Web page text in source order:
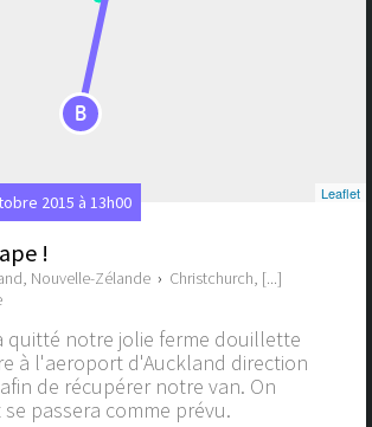
B
Leaflet
2015 à 13h00
!
Nouvelle-Zélande › Christchurch, [...]
quitté notre jolie ferme douillette
à l'aeroport d'Auckland direction
de récupérer notre van. On
passera comme prévu.